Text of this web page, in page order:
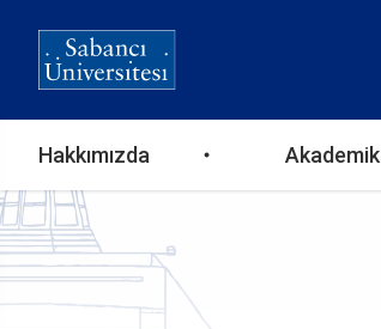
Ana
gezinti
menüsü
Hakkımızda Akademik